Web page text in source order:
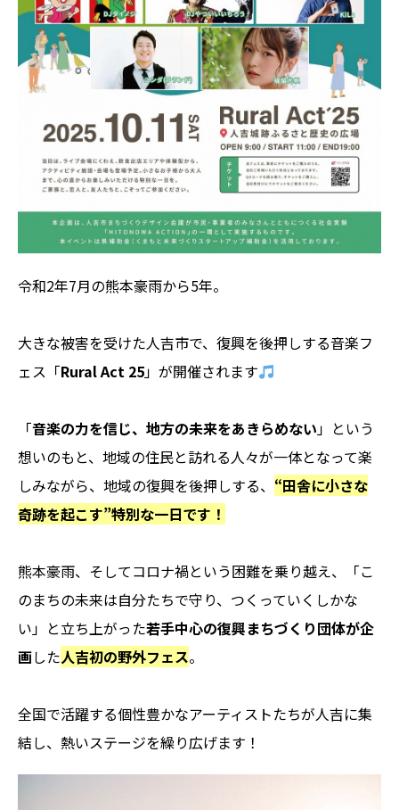
令和2年7月の熊本豪雨から5年。
大きな被害を受けた人吉市で、復興を後押しする音楽フ
ェス「Rural Act 25」が開催されます
「音楽の力を信じ、地方の未来をあきらめない」という
想いのもと、地域の住民と訪れる人々が一体となって楽
しみながら、地域の復興を後押しする、 “田舎に小さな
奇跡を起こす”特別な一日です！
熊本豪雨、そしてコロナ禍という困難を乗り越え、「こ
のまちの未来は自分たちで守り、つくっていくしかな
い」と立ち上がった若手中心の復興まちづくり団体が企
画した人吉初の野外フェス。
全国で活躍する個性豊かなアーティストたちが人吉に集
結し、熱いステージを繰り広げます！